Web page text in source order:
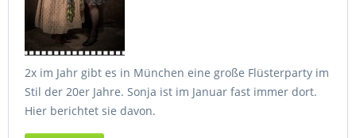
2x im Jahr gibt es in München eine große Flüsterparty im
Stil der 20er Jahre. Sonja ist im Januar fast immer dort.
Hier berichtet sie davon.